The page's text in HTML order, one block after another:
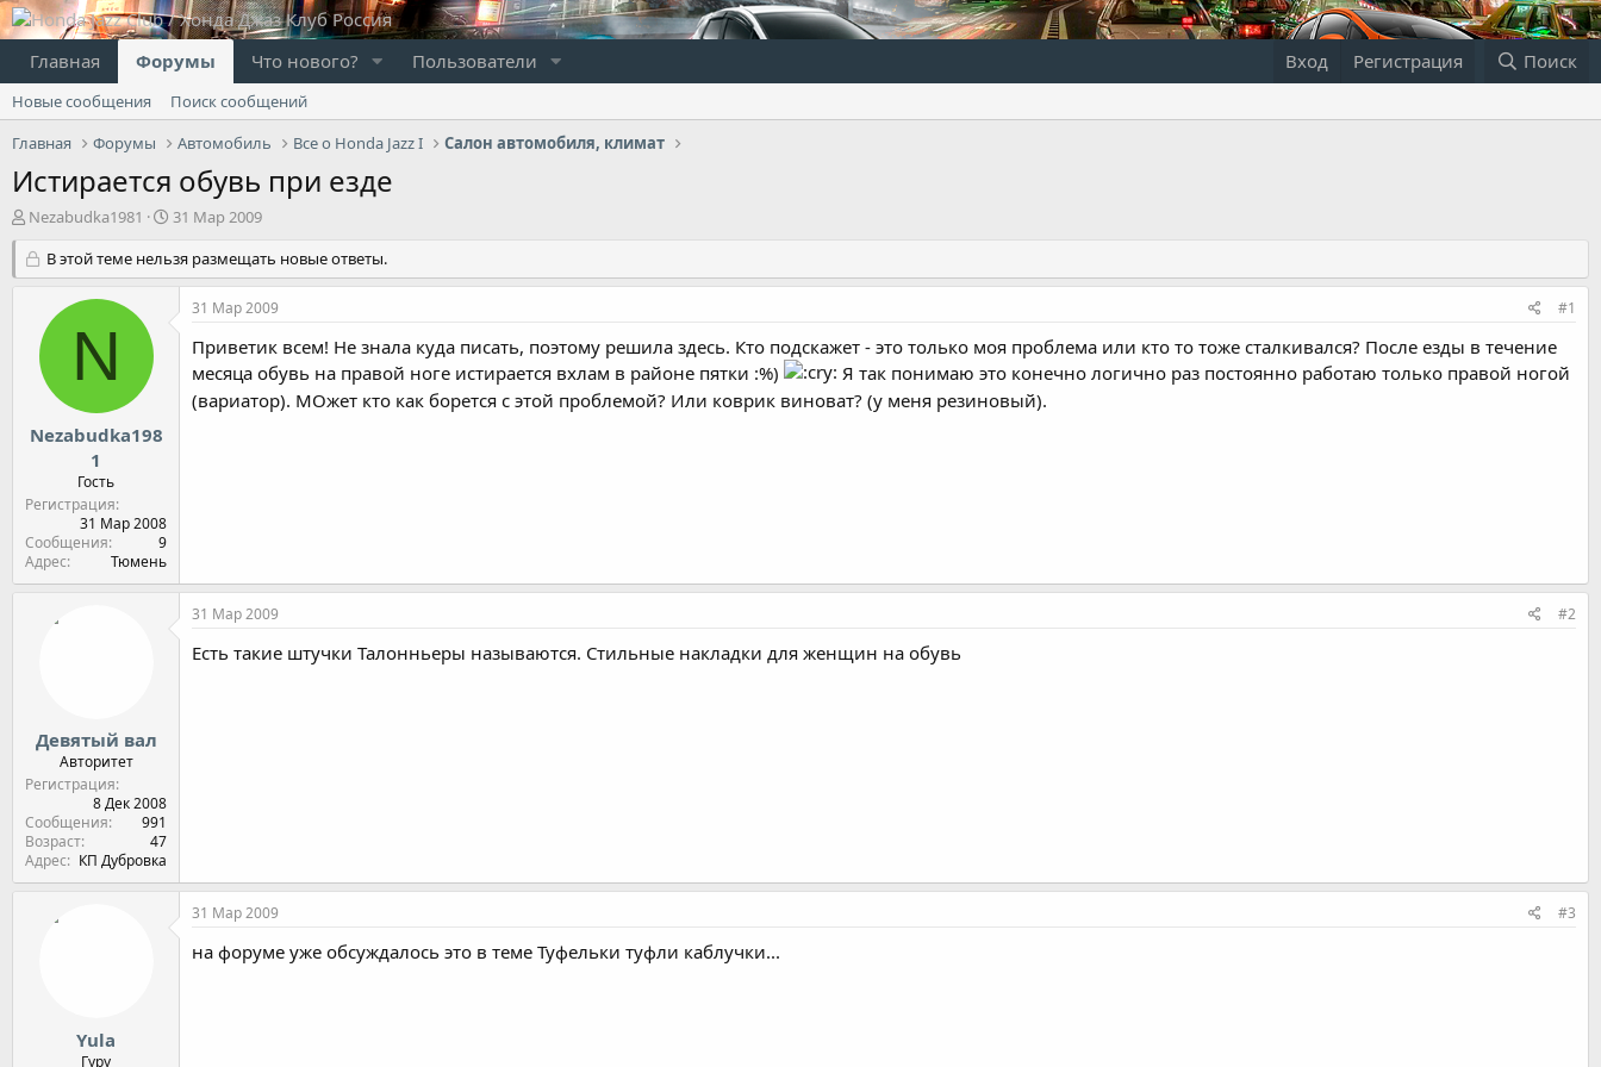
Главная Форумы Что нового? Пользователи Вход Регистрация Поиск
Новые сообщения
Поиск сообщений
Главная
Форумы Автомобиль Все о Honda Jazz I Салон автомобиля, климат
Истирается обувь при езде
А
т
о
Nezabudka1981
Д
т
а
31 Мар 2009
В этой теме нельзя размещать новые ответы.
N
Nezabudka198
1
Гость
Регистрация
31 Мар 2008
Сообщения
9
Адрес
Тюмень
31 Мар 2009 #1
Приветик всем! Не знала куда писать, поэтому решила здесь. Кто подскажет - это только моя проблема или кто то тоже сталкивался? После езды в течение
месяца обувь на правой ноге истирается вхлам в районе пятки :%)
Я так понимаю это конечно логично раз постоянно работаю только правой ногой
(вариатор). МОжет кто как борется с этой проблемой? Или коврик виноват? (у меня резиновый).
Девятый вал
Авторитет
Регистрация
8 Дек 2008
Сообщения
991
Возраст
47
Адрес
КП Дубровка
31 Мар 2009 #2
Есть такие штучки Талонньеры называются. Стильные накладки для женщин на обувь
Yula
Гуру
31 Мар 2009 #3
на форуме уже обсуждалось это в теме Туфельки туфли каблучки...